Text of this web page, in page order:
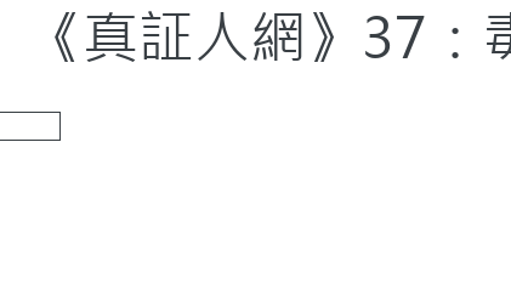
《真証人網》37